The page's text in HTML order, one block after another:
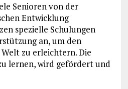
Senioren von der
Entwicklung
spezielle Schulungen
an, um den
zu erleichtern. Die
lernen, wird gefördert und